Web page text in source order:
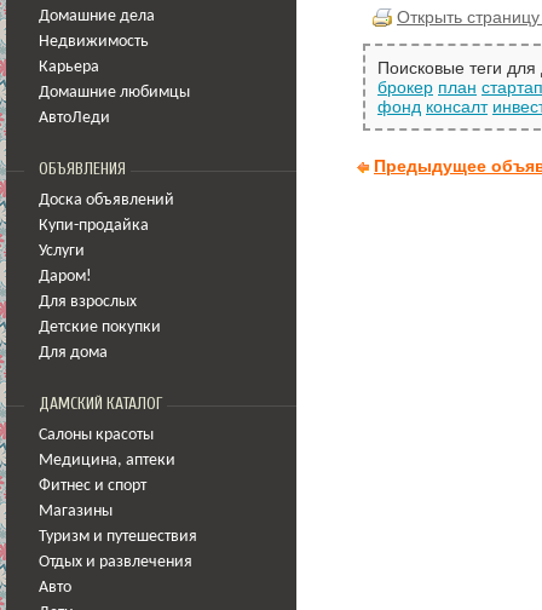
Домашние дела
Недвижимость
Карьера
Домашние любимцы
АвтоЛеди
ОБЪЯВЛЕНИЯ
Доска объявлений
Купи-продайка
Услуги
Даром!
Для взрослых
Детские покупки
Для дома
ДАМСКИЙ КАТАЛОГ
Салоны красоты
Медицина, аптеки
Фитнес и спорт
Магазины
Туризм и путешествия
Отдых и развлечения
Авто
Открыть
Поисковые теги
брокер план стартап
фонд консалт
Предыдущее